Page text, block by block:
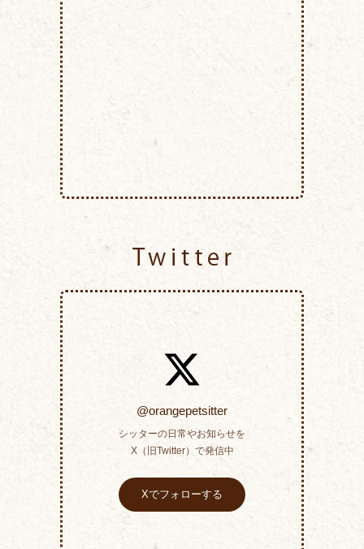
@orangepetsitter
シッターの日常やお知らせを
X（旧Twitter）で発信中
Xでフォローする